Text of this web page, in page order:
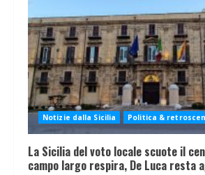
Notizie dalla Sicilia Politica &
La Sicilia del voto locale scuote il
campo largo respira, De Luca resta